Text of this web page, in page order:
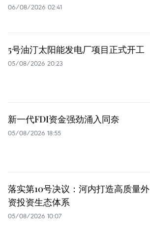
06/08/2026 02:41
5号油汀太阳能发电厂项目正式开工
05/08/2026 20:23
新一代FDI资金强劲涌入同奈
05/08/2026 18:55
落实第10号决议：河内打造高质量外
资投资生态体系
05/08/2026 10:07